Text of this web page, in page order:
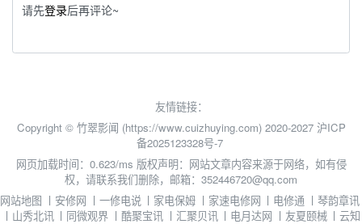
请先登录后再评论~
友情链接：
Copyright © 竹翠影闻 (https://www.cuizhuying.com) 2020-2027 沪ICP
备2025123328号-7
网页加载时间：0.623/ms 版权声明：网站文章内容来源于网络，如有侵
权，请联系我们删除，邮箱：352446720@qq.com
网站地图 丨 安修网 丨 一修电说 丨 家电保姆 丨 家速电修网 丨 电修通 丨琴韵章讯
丨 山秀北讯 丨 同微观界 丨 酷聚宝讯 丨 汇聚贝讯 丨 电月达网 丨 友夏颐械 丨云知